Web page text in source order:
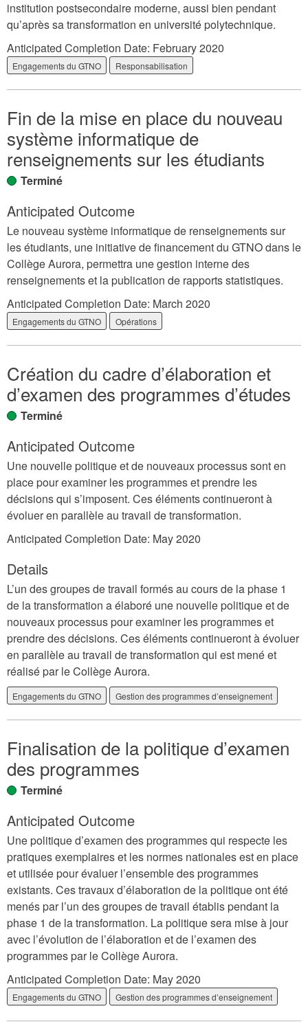
institution postsecondaire moderne, aussi bien pendant
qu’après sa transformation en université polytechnique.
Anticipated Completion Date: February 2020
Engagements du GTNO Responsabilisation
Fin de la mise en place du nouveau
système informatique de
renseignements sur les étudiants
Terminé
Anticipated Outcome
Le nouveau système informatique de renseignements sur
les étudiants, une initiative de financement du GTNO dans le
Collège Aurora, permettra une gestion interne des
renseignements et la publication de rapports statistiques.
Anticipated Completion Date: March 2020
Engagements du GTNO Opérations
Création du cadre d’élaboration et
d’examen des programmes d’études
Terminé
Anticipated Outcome
Une nouvelle politique et de nouveaux processus sont en
place pour examiner les programmes et prendre les
décisions qui s’imposent. Ces éléments continueront à
évoluer en parallèle au travail de transformation.
Anticipated Completion Date: May 2020
Details
L’un des groupes de travail formés au cours de la phase 1
de la transformation a élaboré une nouvelle politique et de
nouveaux processus pour examiner les programmes et
prendre des décisions. Ces éléments continueront à évoluer
en parallèle au travail de transformation qui est mené et
réalisé par le Collège Aurora.
Engagements du GTNO Gestion des programmes d’enseignement
Finalisation de la politique d’examen
des programmes
Terminé
Anticipated Outcome
Une politique d’examen des programmes qui respecte les
pratiques exemplaires et les normes nationales est en place
et utilisée pour évaluer l’ensemble des programmes
existants. Ces travaux d’élaboration de la politique ont été
menés par l’un des groupes de travail établis pendant la
phase 1 de la transformation. La politique sera mise à jour
avec l’évolution de l’élaboration et de l’examen des
programmes par le Collège Aurora.
Anticipated Completion Date: May 2020
Engagements du GTNO Gestion des programmes d’enseignement